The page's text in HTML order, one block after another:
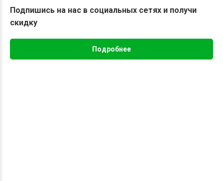
Подпишись на нас в социальных сетях и получи
скидку
Подробнее